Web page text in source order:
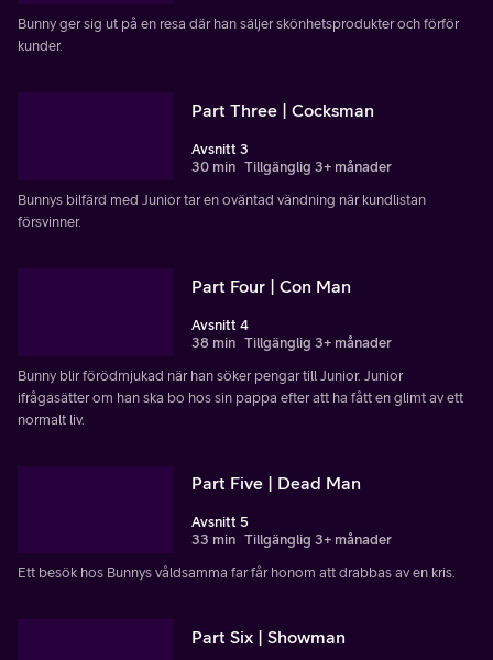
Bunny ger sig ut på en resa där han säljer skönhetsprodukter och förför
kunder.
Part Three | Cocksman
Avsnitt 3
30 min Tillgänglig 3+ månader
Bunnys bilfärd med Junior tar en oväntad vändning när kundlistan
försvinner.
Part Four | Con Man
Avsnitt 4
38 min Tillgänglig 3+ månader
Bunny blir förödmjukad när han söker pengar till Junior. Junior
ifrågasätter om han ska bo hos sin pappa efter att ha fått en glimt av ett
normalt liv.
Part Five | Dead Man
Avsnitt 5
33 min Tillgänglig 3+ månader
Ett besök hos Bunnys våldsamma far får honom att drabbas av en kris.
Part Six | Showman